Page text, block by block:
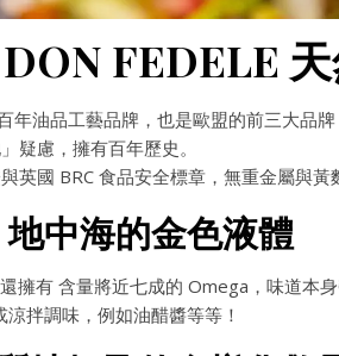
FEDELE
年油品工藝品牌，也是歐盟的前三大品牌
疑慮，擁有百年歷史。
英國 BRC 食品安全標章，無重金屬與黃
中海的金色液體
擁有 含量將近七成的 Omega，味道本
拌調味，例如油醋醬等等！